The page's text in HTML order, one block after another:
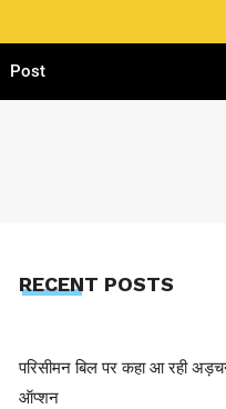
Post
RECENT POSTS
परिसीमन बिल पर कहा आ रही
ऑप्शन